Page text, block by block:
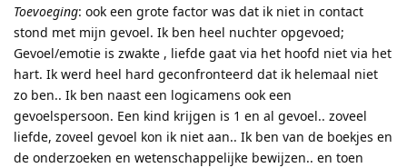
Toevoeging: ook een grote factor was dat ik niet in contact
stond met mijn gevoel. Ik ben heel nuchter opgevoed;
Gevoel/emotie is zwakte , liefde gaat via het hoofd niet via het
hart. Ik werd heel hard geconfronteerd dat ik helemaal niet
zo ben.. Ik ben naast een logicamens ook een
gevoelspersoon. Een kind krijgen is 1 en al gevoel.. zoveel
liefde, zoveel gevoel kon ik niet aan.. Ik ben van de boekjes en
de onderzoeken en wetenschappelijke bewijzen.. en toen